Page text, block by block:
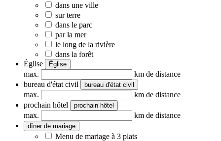
dans une ville
sur terre
dans le parc
par la mer
le long de la rivière
dans la forêt
Église
Église
max.
km de distance
bureau d'état civil
bureau d'état civil
max.
km de distance
prochain hôtel
prochain hôtel
max. km de distance
dîner de mariage
Menu de mariage à 3 plats